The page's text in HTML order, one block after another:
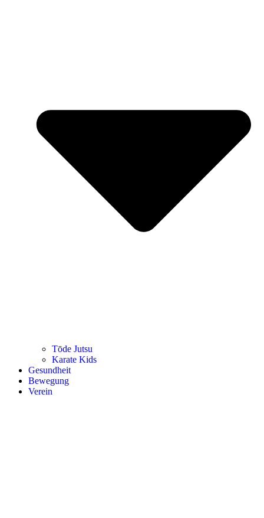
Tōde Jutsu
Kara­te Kids
Gesund­heit
Bewe­gung
Ver­ein